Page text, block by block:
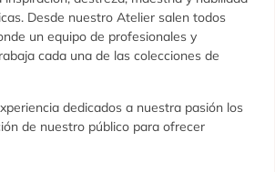
Desde nuestro Atelier salen todos
un equipo de profesionales y
cada una de las colecciones de
dedicados a nuestra pasión los
de nuestro público para ofrecer